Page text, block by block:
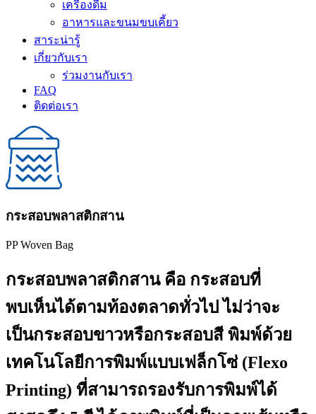
เครื่องดื่ม
อาหารและขนมขบเคี้ยว
สาระน่ารู้
เกี่ยวกับเรา
ร่วมงานกับเรา
FAQ
ติดต่อเรา
กระสอบพลาสติกสาน
PP Woven Bag
กระสอบพลาสติกสาน คือ กระสอบที่
พบเห็นได้ตามท้องตลาดทั่วไป ไม่ว่าจะ
เป็นกระสอบขาวหรือกระสอบสี พิมพ์ด้วย
เทคโนโลยีการพิมพ์แบบเฟล็กโซ่ (Flexo
Printing) ที่สามารถรองรับการพิมพ์ได้